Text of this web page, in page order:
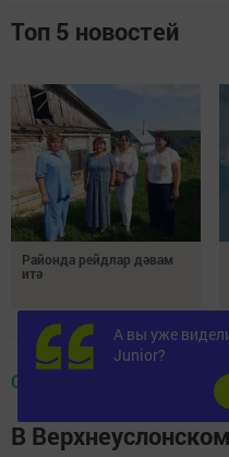
Топ 5 новостей
Районда рейдлар дәвам
итә
ОБЩЕСТВО
В
А вы уже
Junior?